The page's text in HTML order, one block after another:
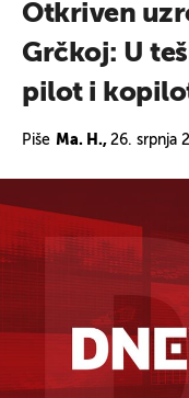
Otkriven
Grčkoj: U
pilot i
Piše Ma. H., 26. srpnja